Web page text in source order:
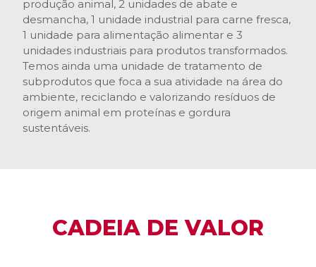
produção animal, 2 unidades de abate e
desmancha, 1 unidade industrial para carne fresca,
1 unidade para alimentação alimentar e 3
unidades industriais para produtos transformados.
Temos ainda uma unidade de tratamento de
subprodutos que foca a sua atividade na área do
ambiente, reciclando e valorizando resíduos de
origem animal em proteínas e gordura
sustentáveis.
CADEIA DE VALOR